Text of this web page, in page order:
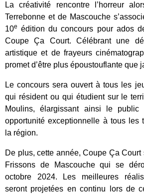
La créativité rencontre l’horreur
Terrebonne et de Mascouche
10e édition du concours pour ados
Coupe Ça Court. Célébrant une
artistique et de frayeurs
promet d’être plus époustouflante que
Le concours sera ouvert à tous les
qui résident ou qui étudient sur le
Moulins, élargissant ainsi le
opportunité exceptionnelle à tous les
la région.
De plus, cette année, Coupe Ça Court
Frissons de Mascouche qui se
octobre 2024. Les meilleures
seront projetées en continu lors de